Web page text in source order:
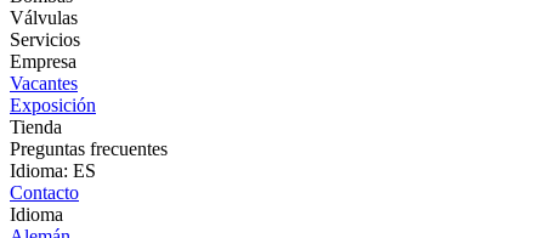
Válvulas
Servicios
Empresa
Vacantes
Exposición
Tienda
Preguntas frecuentes
Idioma: ES
Contacto
Idioma